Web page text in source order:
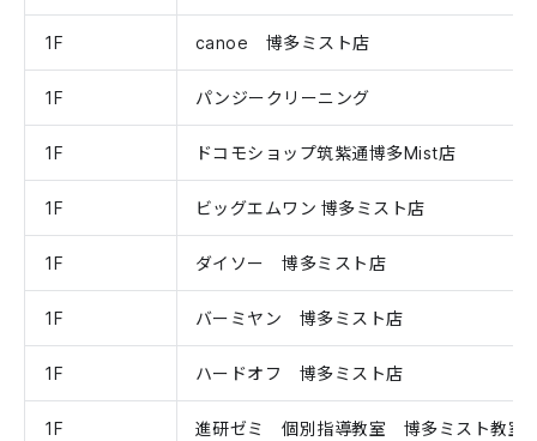
1F canoe 博多ミスト店
1F パンジークリーニング
1F ドコモショップ筑紫通博多Mist店
1F ビッグエムワン 博多ミスト店
1F ダイソー 博多ミスト店
1F バーミヤン 博多ミスト店
1F ハードオフ 博多ミスト店
1F 進研ゼミ 個別指導教室 博多ミスト教室